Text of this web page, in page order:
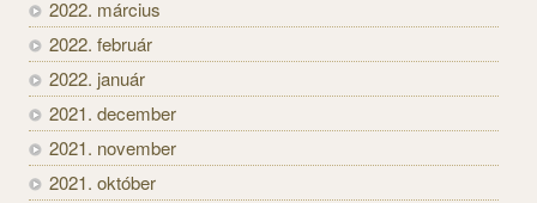
2022. március
2022. február
2022. január
2021. december
2021. november
2021. október